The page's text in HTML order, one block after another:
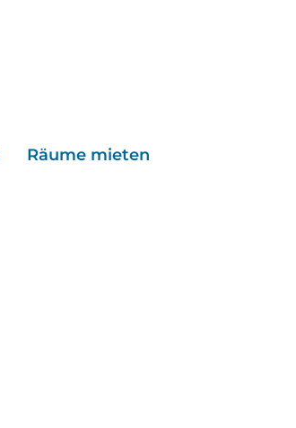
Räume mieten